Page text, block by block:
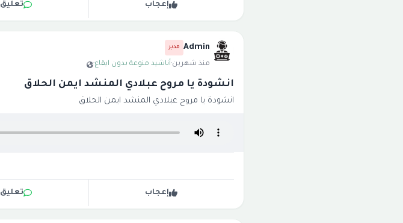
إعجاب تعليق
Admin مدير
منذ شهرين·أناشيد منوعة بدون ايقاع·
انشودة يا مروح عبلادي المنشد ايمن الحلاق
انشودة يا مروح عبلادي المنشد ايمن الحلاق
إعجاب تعليق